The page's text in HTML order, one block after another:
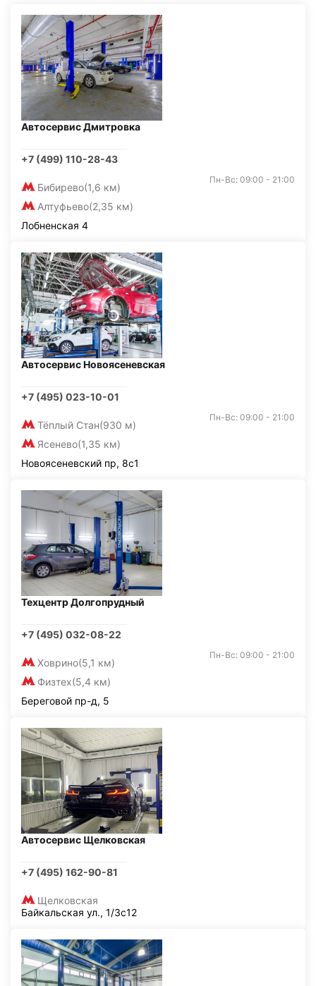
Автосервис Дмитровка
+7 (499) 110-28-43
Бибирево(1,6 км)
Алтуфьево(2,35 км)
Пн-Вс: 09:00 - 21:00
Лобненская 4
Автосервис Новоясеневская
+7 (495) 023-10-01
Тёплый Стан(930 м)
Ясенево(1,35 км)
Пн-Вс: 09:00 - 21:00
Новоясеневский пр, 8с1
Техцентр Долгопрудный
+7 (495) 032-08-22
Ховрино(5,1 км)
Физтех(5,4 км)
Пн-Вс: 09:00 - 21:00
Береговой пр-д, 5
Автосервис Щелковская
+7 (495) 162-90-81
Щелковская
Байкальская ул., 1/3с12